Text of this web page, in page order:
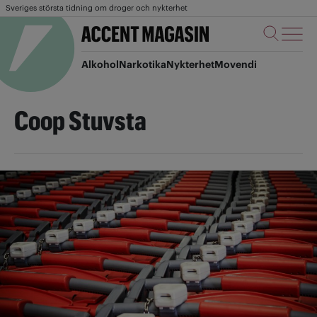
Sveriges största tidning om droger och nykterhet
AlkoholNarkotikaNykterhetMovendi
Coop Stuvsta